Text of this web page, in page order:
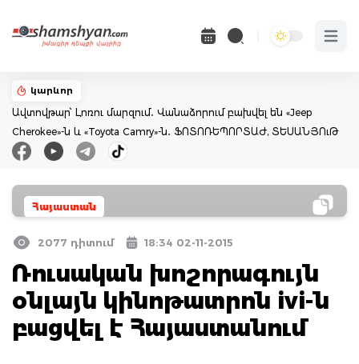
Open
կարևոր
Ավտովթար՝ Լոռու մարզում․ Վանաձորում բախվել են «Jeep
Cherokee»-ն և «Toyota Camry»-ն․ ՖՈՏՈՌԵՊՈՐՏԱԺ, ՏԵՍԱՆՅՈւԹ
Հայաստան
2077 դիտում 18:34 02-11-2015
Ռուսական խոշորագույն
օնլայն կինոթատրոն ivi-ն
բացվել է Հայաստանում